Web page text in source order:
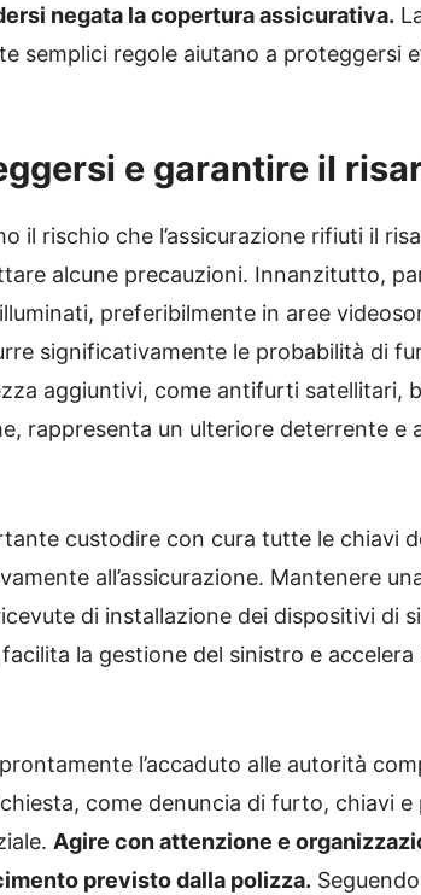
negata la copertura assicurativa.
semplici regole aiutano a proteggersi
e garantire il
il rischio che l’assicurazione rifiuti il
alcune precauzioni. Innanzitutto,
preferibilmente in aree
significativamente le probabilità di
aggiuntivi, come antifurti satellitari,
rappresenta un ulteriore deterrente e
custodire con cura tutte le chiavi
all’assicurazione. Mantenere
di installazione dei dispositivi di
la gestione del sinistro e accelera
l’accaduto alle autorità
come denuncia di furto, chiavi e
Agire con attenzione e
previsto dalla polizza.